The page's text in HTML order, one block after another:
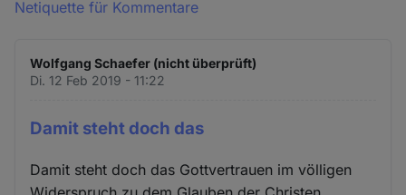
Netiquette für Kommentare
Wolfgang Schaefer (nicht überprüft)
Di. 12 Feb 2019 - 11:22
Damit steht doch das
Damit steht doch das Gottvertrauen im völligen